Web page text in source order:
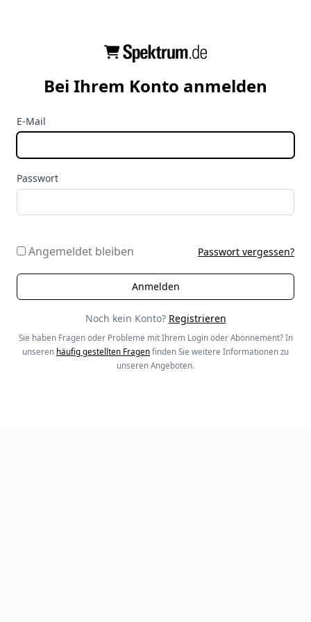
Bei Ihrem Konto anmelden
E-Mail
Passwort
Angemeldet bleiben Passwort vergessen?
Noch kein Konto? Registrieren
Sie haben Fragen oder Probleme mit Ihrem Login oder Abonnement? In
unseren häufig gestellten Fragen finden Sie weitere Informationen zu
unseren Angeboten.